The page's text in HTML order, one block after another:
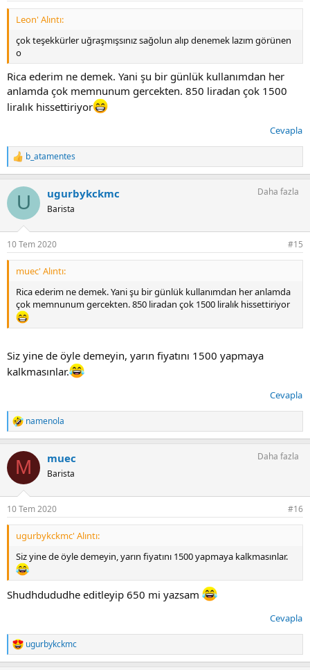
Leon' Alıntı:
çok teşekkürler uğraşmışsınız sağolun alıp denemek lazım görünen
o
Rica ederim ne demek. Yani şu bir günlük kullanımdan her
anlamda çok memnunum gercekten. 850 liradan çok 1500
liralık hissettiriyor
Cevapla
T
e
k
l
:
b_atamentes
U ugurbykckmc
Barista
Daha fazla
10 Tem 2020 #15
muec' Alıntı:
Rica ederim ne demek. Yani şu bir günlük kullanımdan her anlamda
çok memnunum gercekten. 850 liradan çok 1500 liralık hissettiriyor
Siz yine de öyle demeyin, yarın fiyatını 1500 yapmaya
kalkmasınlar.
Cevapla
T
e
k
l
:
namenola
M muec
Barista
Daha fazla
10 Tem 2020 #16
ugurbykckmc' Alıntı:
Siz yine de öyle demeyin, yarın fiyatını 1500 yapmaya kalkmasınlar.
Shudhdududhe editleyip 650 mi yazsam
Cevapla
T
e
ugurbykckmc